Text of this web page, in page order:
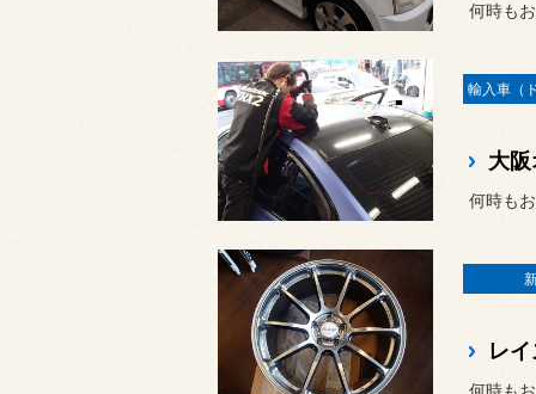
何時も
大
何時も